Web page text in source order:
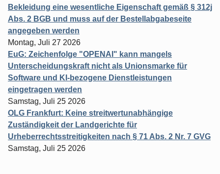
Bekleidung eine wesentliche Eigenschaft gemäß § 312j
Abs. 2 BGB und muss auf der Bestellabgabeseite
angegeben werden
Montag, Juli 27 2026
EuG: Zeichenfolge "OPENAI" kann mangels
Unterscheidungskraft nicht als Unionsmarke für
Software und KI-bezogene Dienstleistungen
eingetragen werden
Samstag, Juli 25 2026
OLG Frankfurt: Keine streitwertunabhängige
Zuständigkeit der Landgerichte für
Urheberrechtsstreitigkeiten nach § 71 Abs. 2 Nr. 7 GVG
Samstag, Juli 25 2026